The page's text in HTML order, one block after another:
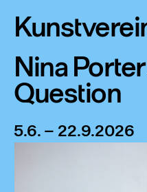
Nina
Question
5.6. – 22.9.2026